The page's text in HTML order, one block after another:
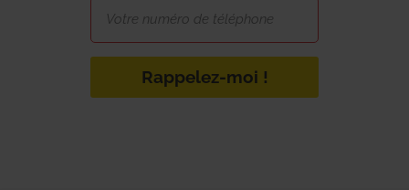
Rappelez-moi !